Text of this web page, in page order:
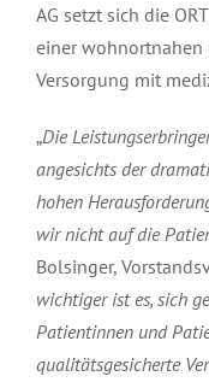
AG setzt sich die
einer
Versorgung mit
„Die
angesichts der
hohen
wir nicht auf die
Bolsinger,
wichtiger ist es, sich
Patientinnen und
qualitätsgesicherte